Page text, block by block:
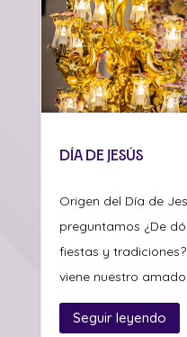
DÍA DE JESÚS
Origen del Día de
preguntamos ¿De
fiestas y
viene nuestro amado...
Seguir leyendo